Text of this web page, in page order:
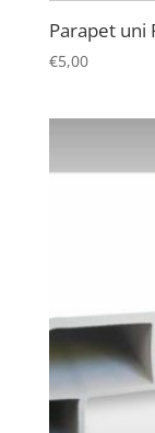
Parapet uni
€5,00